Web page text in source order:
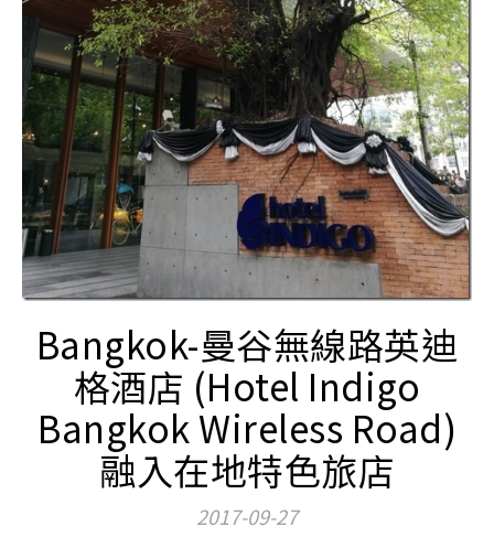
Bangkok-曼谷無線路英迪
格酒店 (Hotel Indigo
Bangkok Wireless Road)
融入在地特色旅店
2017-09-27